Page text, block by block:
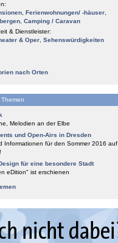
Ferienwohnungen/ -häuser
Camping / Caravan
& Dienstleister:
& Oper Sehenswürdigkeiten
nach Orten
Melodien an der Elbe
und Open-Airs in Dresden
Informationen für den Sommer 2016 auf
für eine besondere Stadt
eDition" ist erschienen